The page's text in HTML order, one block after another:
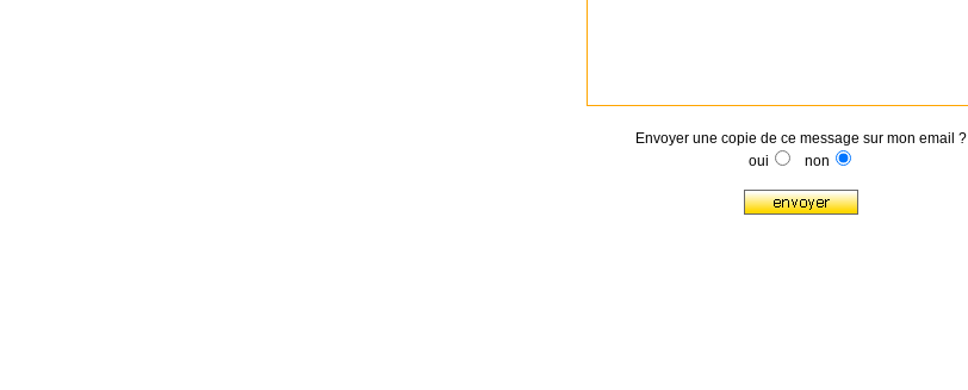
Envoyer une copie de ce message sur mon email ?
oui
non